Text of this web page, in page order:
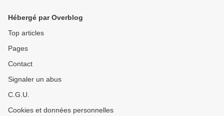
Hébergé par Overblog
Top articles
Pages
Contact
Signaler un abus
C.G.U.
Cookies et données personnelles